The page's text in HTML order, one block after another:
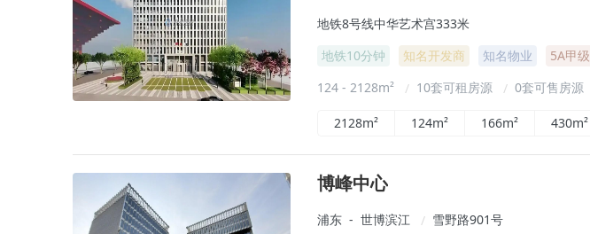
地铁8号线中华艺术宫333米
地铁10分钟
知名开发商 知名物业
5A甲级
124 - 2128m²
/ 10套可租房源 / 0套可售房源
2128m² 124m² 166m² 430m²
博峰中心
浦东 - 世博滨江 / 雪野路901号